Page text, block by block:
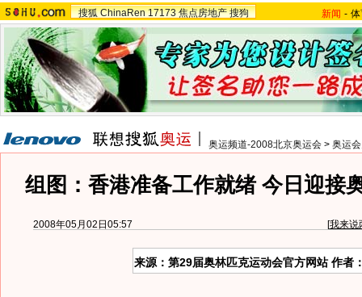
搜狐 ChinaRen 17173 焦点房地产 搜狗 新闻 -
奥运频道-2008北京奥运会 > 奥运
组图：香港准备工作就绪 今日迎接
2008年05月02日05:57 [我来说
来源：第29届奥林匹克运动会官方网站 作者